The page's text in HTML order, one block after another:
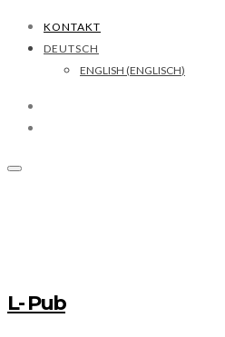
KONTAKT
DEUTSCH
ENGLISH (ENGLISCH)
L- Pub